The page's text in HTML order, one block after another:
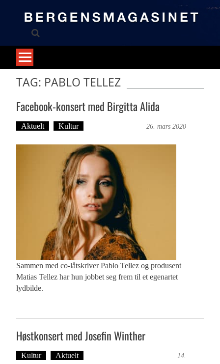
TAG: PABLO TELLEZ
Facebook-konsert med Birgitta Alida
Aktuelt Kultur 26. mars 2020
Sammen med co-låtskriver Pablo Tellez og produsent
Matias Tellez har hun jobbet seg frem til et egenartet
lydbilde.
Høstkonsert med Josefin Winther
Kultur Aktuelt
14.